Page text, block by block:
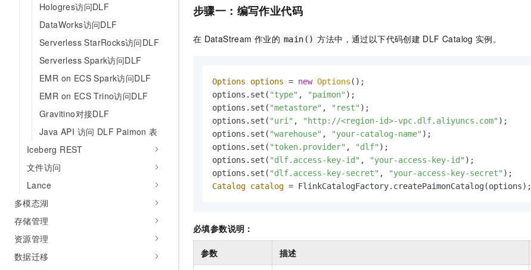
Hologres访问DLF
DataWorks访问DLF
Serverless StarRocks访问DLF
Serverless Spark访问DLF
EMR on ECS Spark访问DLF
EMR on ECS Trino访问DLF
Gravitino对接DLF
Java API 访问 DLF Paimon 表
Iceberg REST
文件访问
Lance
多模态湖
存储管理
资源管理
数据迁移
步骤一：编写作业代码
在 DataStream 作业的 main() 方法中，通过以下代码创建 DLF Catalog 实例。
Options options = new Options ();
options.set( "type" , "paimon" );
options.set( "metastore" , "rest" );
options.set( "uri" , "http://<region-id>-vpc.dlf.aliyuncs.com" );
options.set( "warehouse" , "your-catalog-name" );
options.set( "token.provider" , "dlf" );
options.set( "dlf.access-key-id" , "your-access-key-id" );
options.set( "dlf.access-key-secret" , "your-access-key-secret"
Catalog catalog = FlinkCatalogFactory.createPaimonCatalog(options);
必填参数说明：
参数 描述